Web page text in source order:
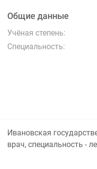
Общие данные
Учёная степень:
Специальность:
Ивановская
врач, специальность -